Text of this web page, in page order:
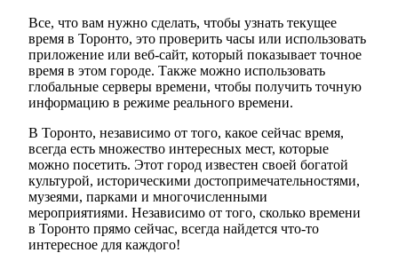
Все, что вам нужно сделать, чтобы узнать текущее
время в Торонто, это проверить часы или использовать
приложение или веб-сайт, который показывает точное
время в этом городе. Также можно использовать
глобальные серверы времени, чтобы получить точную
информацию в режиме реального времени.
В Торонто, независимо от того, какое сейчас время,
всегда есть множество интересных мест, которые
можно посетить. Этот город известен своей богатой
культурой, историческими достопримечательностями,
музеями, парками и многочисленными
мероприятиями. Независимо от того, сколько времени
в Торонто прямо сейчас, всегда найдется что-то
интересное для каждого!